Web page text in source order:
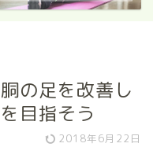
の足を改善し
目指そう
2018年6月22日